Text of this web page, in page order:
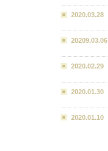
2020.03.28
20209.03.06
2020.02.29
2020.01.30
2020.01.10